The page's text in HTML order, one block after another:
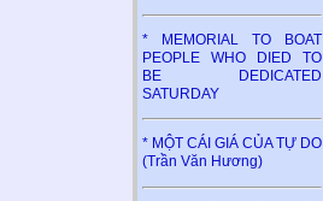
* MEMORIAL TO BOAT
PEOPLE WHO DIED TO
BE DEDICATED
SATURDAY
* MỘT CÁI GIÁ CỦA TỰ DO
(Trần Văn Hương)